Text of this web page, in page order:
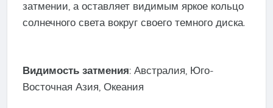
затмении, а оставляет видимым яркое кольцо
солнечного света вокруг своего темного диска.
Видимость затмения: Австралия, Юго-
Восточная Азия, Океания